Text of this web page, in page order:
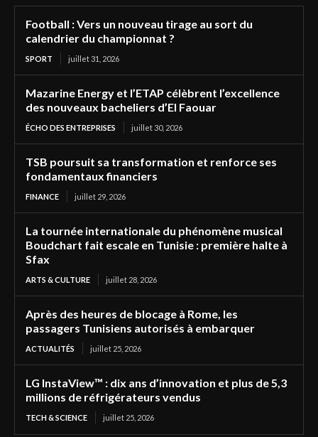
Football : Vers un nouveau tirage au sort du
calendrier du championnat ?
SPORT juillet 31, 2026
Mazarine Energy et l’ETAP célèbrent l’excellence
des nouveaux bacheliers d’El Faouar
ÉCHO DES ENTREPRISES juillet 30, 2026
TSB poursuit sa transformation et renforce ses
fondamentaux financiers
FINANCE juillet 29, 2026
La tournée internationale du phénomène musical
Boudchart fait escale en Tunisie : première halte à
Sfax
ARTS & CULTURE juillet 28, 2026
Après des heures de blocage à Rome, les
passagers Tunisiens autorisés à embarquer
ACTUALITÉS juillet 25, 2026
LG InstaView™ : dix ans d’innovation et plus de 5,3
millions de réfrigérateurs vendus
TECH & SCIENCE juillet 25, 2026